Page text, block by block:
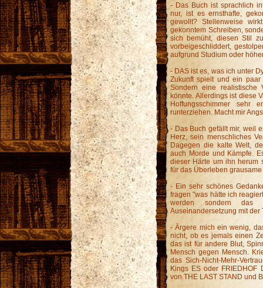
- Das Buch ist sprachlich
nur, ist es ernsthafte,
gewollt? Stellenweise
gekonntem Schreiben,
sich bemüht, diesen Stil
vorbeigeschliddert,
aufgrund Studium oder
- DAS ist es, was ich unter
Zukunft spielt und ein
Sondern eine realistische
könnte. Allerdings ist diese
Hoffungsschimmer sehr
runterziehen. Macht mir
- Das Buch gefällt mir, weil
Herz, sein menschliches
Dagegen die kalte Welt,
auch Morde und Kämpfe.
dieser Härte um ihn herum
für das Überleben
- Ein sehr schönes
fragen "was hätte ich
werden sondern das
Auseinandersetzung mit der
- Ärgere mich ein wenig,
nicht, ob es jemals einen
das ist für andere Blut,
Mensch gegen Mensch.
das Sich-Nicht-Mehr-
Kings ES oder FRIEDHOF
von THE LAST STAND und